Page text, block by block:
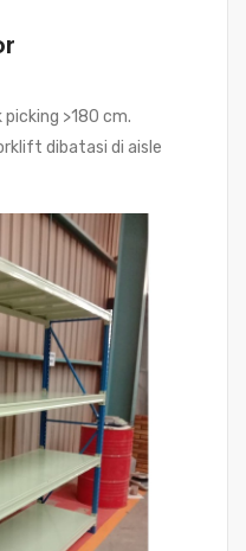
>180 cm.
dibatasi di aisle